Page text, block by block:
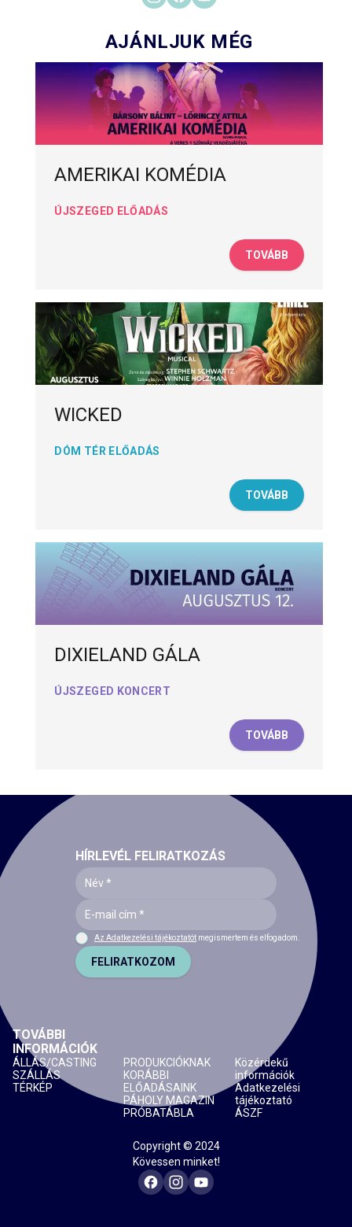
AJÁNLJUK MÉG
AMERIKAI KOMÉDIA
ÚJSZEGED ELŐADÁS
TOVÁBB
WICKED
DÓM TÉR ELŐADÁS
TOVÁBB
DIXIELAND GÁLA
ÚJSZEGED KONCERT
TOVÁBB
Copyright © 2024
Kövessen minket!
TOVÁBBI
INFORMÁCIÓK
ÁLLÁS/CASTING
SZÁLLÁS
TÉRKÉP
PRODUKCIÓKNAK
KORÁBBI
ELŐADÁSAINK
PÁHOLY MAGAZIN
PRÓBATÁBLA
Közérdekű
információk
Adatkezelési
tájékoztató
ÁSZF
HÍRLEVÉL FELIRATKOZÁS
Az Adatkezelési tájékoztatót megismertem és elfogadom.
FELIRATKOZOM